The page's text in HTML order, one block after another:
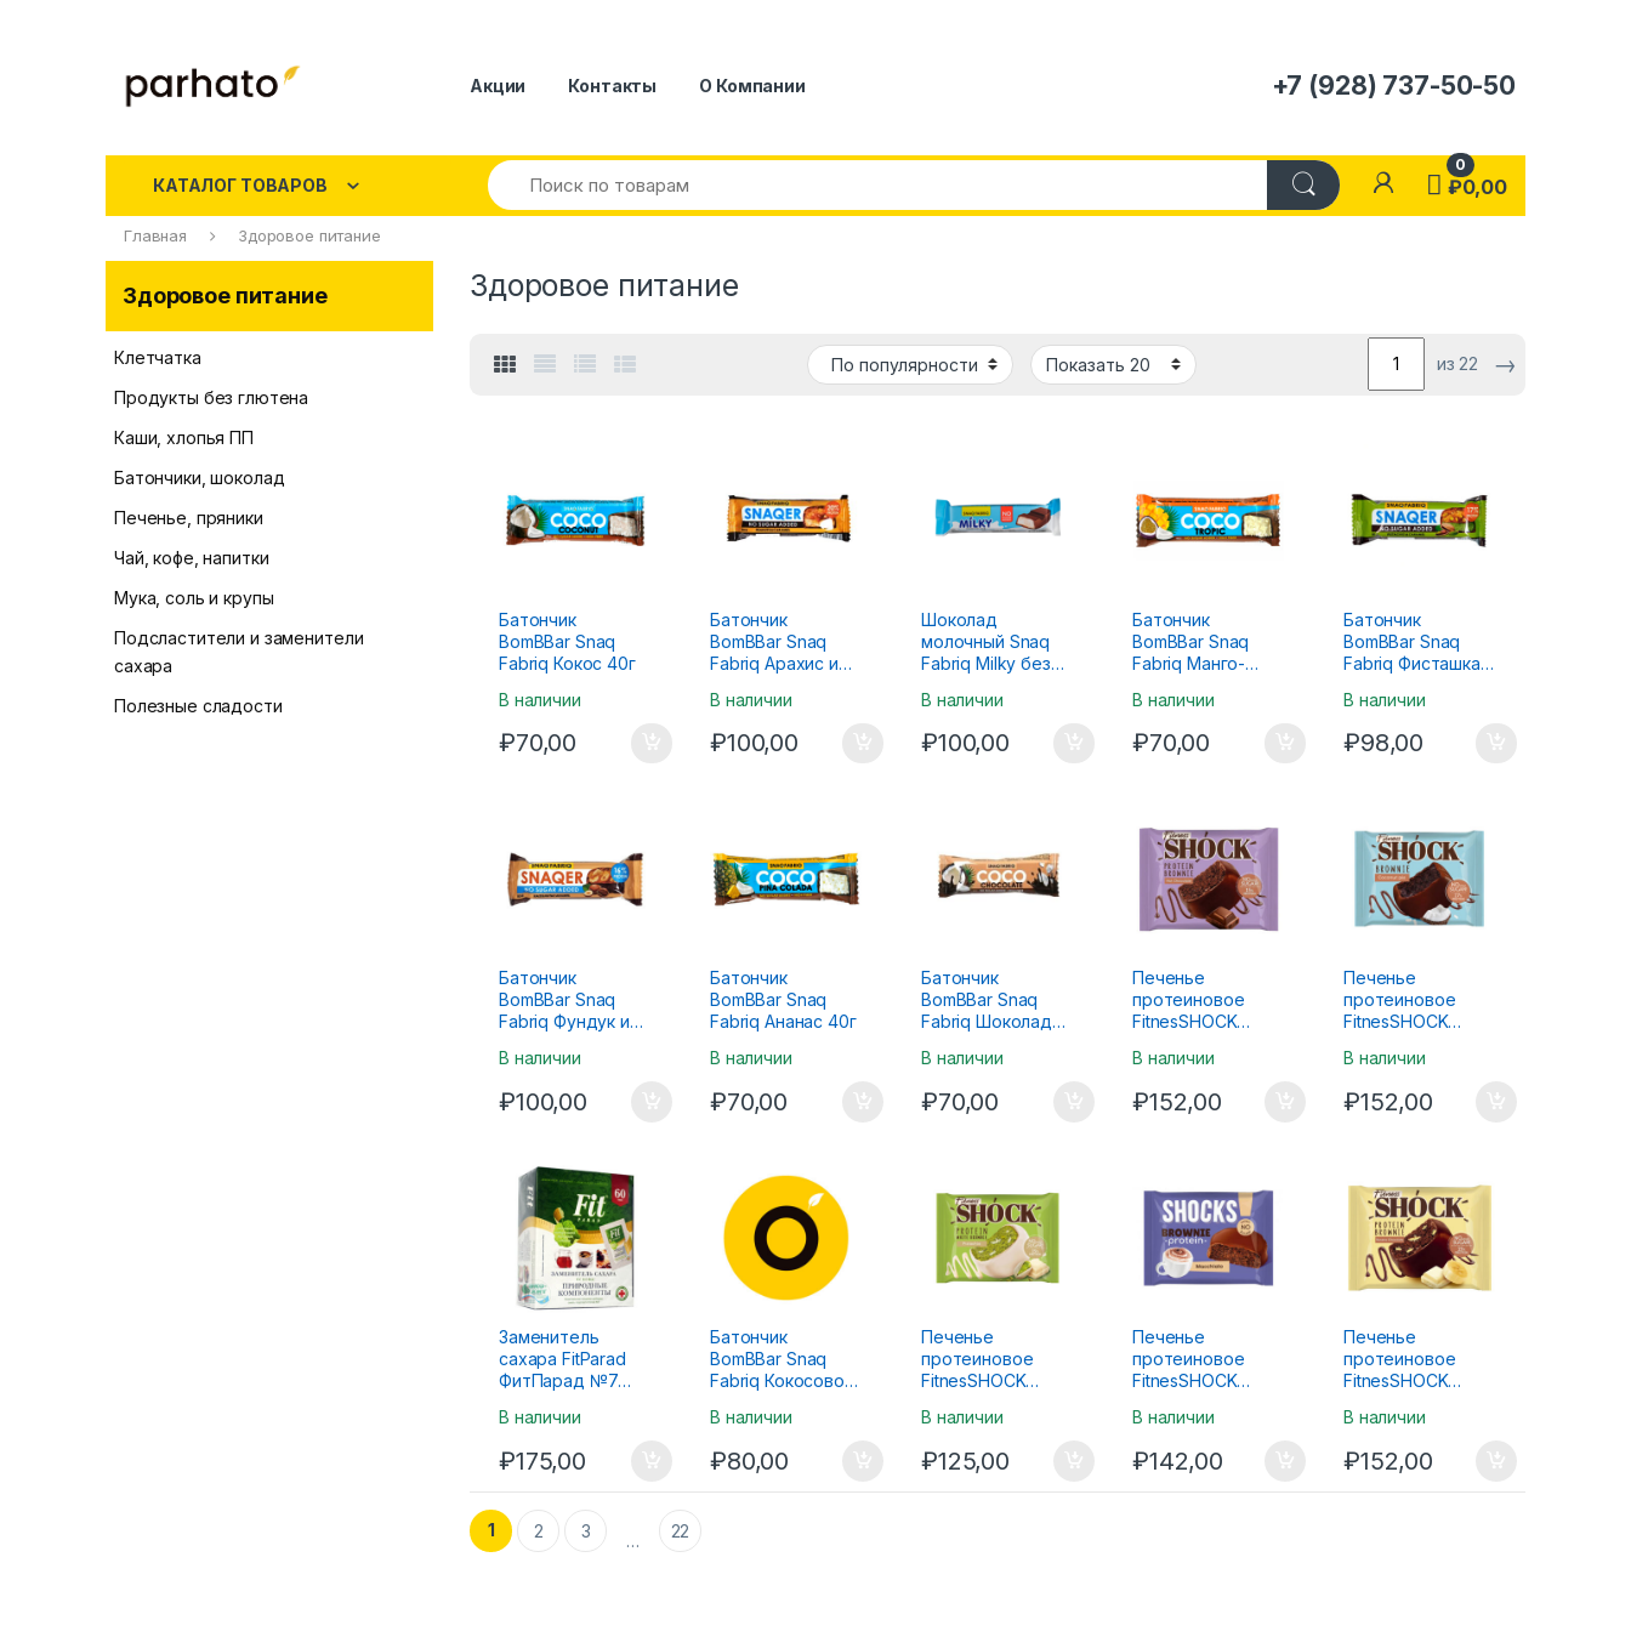
Акции Контакты О Компании +7 (928) 737-50-50
КАТАЛОГ ТОВАРОВ
0
₽0,00
Главная Здоровое питание
Здоровое питание
из 22 →
Батончик
BomBBar Snaq
Fabriq Кокос 40г
В наличии
₽70,00
Батончик
BomBBar Snaq
Fabriq Арахис и
В наличии
₽100,00
Шоколад
молочный Snaq
Fabriq Milky без
сливочной
начинкой 34г
В наличии
₽100,00
Батончик
BomBBar Snaq
Fabriq Манго-
В наличии
₽70,00
Батончик
BomBBar Snaq
Fabriq Фисташка и
В наличии
₽98,00
Батончик
BomBBar Snaq
Fabriq Фундук и
В наличии
₽100,00
Батончик
BomBBar Snaq
Fabriq Ананас 40г
В наличии
₽70,00
Батончик
BomBBar Snaq
Fabriq Шоколад
В наличии
₽70,00
Печенье
протеиновое
FitnesSHOCK
шоколад 50г
В наличии
₽152,00
Печенье
протеиновое
FitnesSHOCK
Кокосовый пирог
50г
В наличии
₽152,00
Заменитель
сахара FitParad
ФитПарад №7
В наличии
₽175,00
Батончик
BomBBar Snaq
Fabriq Кокосово-
десерт 40г
В наличии
₽80,00
Печенье
протеиновое
FitnesSHOCK
шоколад и
В наличии
₽125,00
Печенье
протеиновое
FitnesSHOCK
Кофе с молоком
В наличии
₽142,00
Печенье
протеиновое
FitnesSHOCK
Банановый 50г
В наличии
₽152,00
1 2 3 … 22
Здоровое питание
Клетчатка
Продукты без глютена
Каши, хлопья ПП
Батончики, шоколад
Печенье, пряники
Чай, кофе, напитки
Мука, соль и крупы
Подсластители и заменители
сахара
Полезные сладости